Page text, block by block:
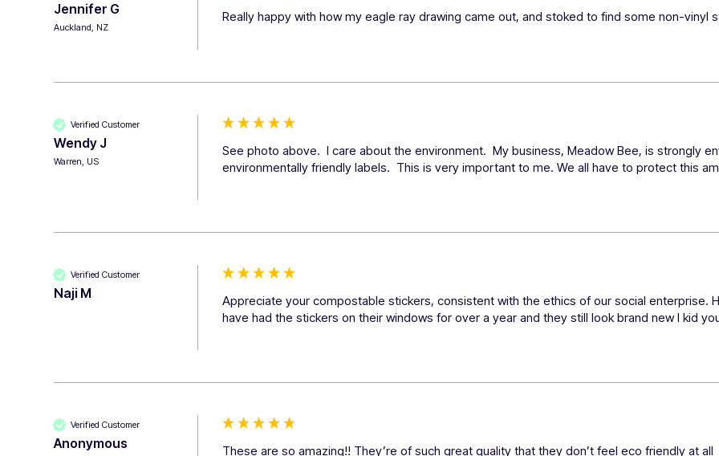
Jennifer G
Auckland, NZ
Really happy with how my eagle ray drawing came out, and stoked to find some non-vinyl
Verified Customer
Wendy J
Warren, US
See photo above.  I care about the environment.  My business, Meadow Bee, is strongly
environmentally friendly labels.  This is very important to me. We all have to protect this
Verified Customer
Naji M
Appreciate your compostable stickers, consistent with the ethics of our social enterprise.
have had the stickers on their windows for over a year and they still look brand new I kid
Verified Customer
Anonymous These are so amazing!! They’re of such great quality that they don’t feel eco friendly at all